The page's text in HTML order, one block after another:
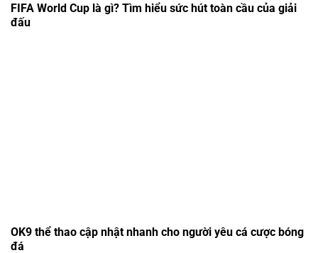
FIFA World Cup là gì? Tìm hiểu sức hút toàn cầu của giải
đấu
OK9 thể thao cập nhật nhanh cho người yêu cá cược bóng
đá